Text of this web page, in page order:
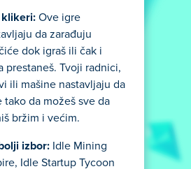
klikeri: Ove igre
da zarađuju
dok igraš ili čak i
prestaneš. Tvoji radnici,
ili mašine nastavljaju da
tako da možeš sve da
bržim i većim.
izbor: Idle Mining
Idle Startup Tycoon